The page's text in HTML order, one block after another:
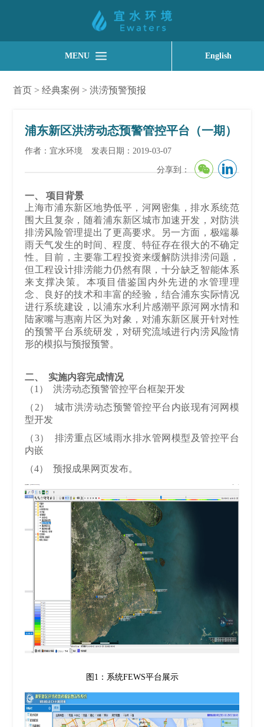
MENU English
首页 >经典案例 >洪涝预警预报
浦东新区洪涝动态预警管控平台（一期）
作者：宜水环境 发表日期：2019-03-07
分享到：
一、 项目背景
上海市浦东新区地势低平，河网密集，排水系统范
围大且复杂，随着浦东新区城市加速开发，对防洪
排涝风险管理提出了更高要求。另一方面，极端暴
雨天气发生的时间、程度、特征存在很大的不确定
性。目前，主要靠工程投资来缓解防洪排涝问题，
但工程设计排涝能力仍然有限，十分缺乏智能体系
来支撑决策。本项目借鉴国内外先进的水管理理
念、良好的技术和丰富的经验，结合浦东实际情况
进行系统建设，以浦东水利片感潮平原河网水情和
陆家嘴与惠南片区为对象，对浦东新区展开针对性
的预警平台系统研发，对研究流域进行内涝风险情
形的模拟与预报预警。
二、 实施内容完成情况
（1） 洪涝动态预警管控平台框架开发
（2） 城市洪涝动态预警管控平台内嵌现有河网模
型开发
（3） 排涝重点区域雨水排水管网模型及管控平台
内嵌
（4） 预报成果网页发布。
图1：系统FEWS平台展示